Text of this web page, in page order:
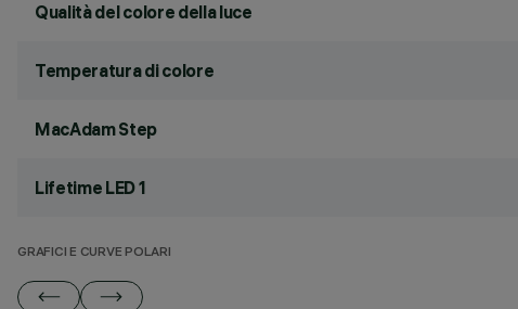
Qualità del colore della luce
Temperatura di colore
MacAdam Step
Lifetime LED 1
GRAFICI E CURVE POLARI